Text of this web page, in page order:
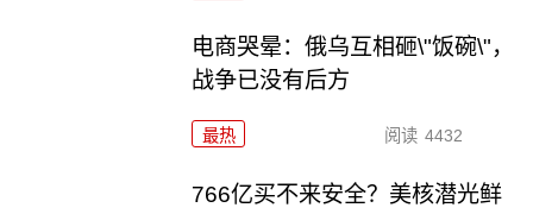
电商哭晕：俄乌互相砸\"饭碗\"，
战争已没有后方
最热 阅读 4432
766亿买不来安全？美核潜光鲜